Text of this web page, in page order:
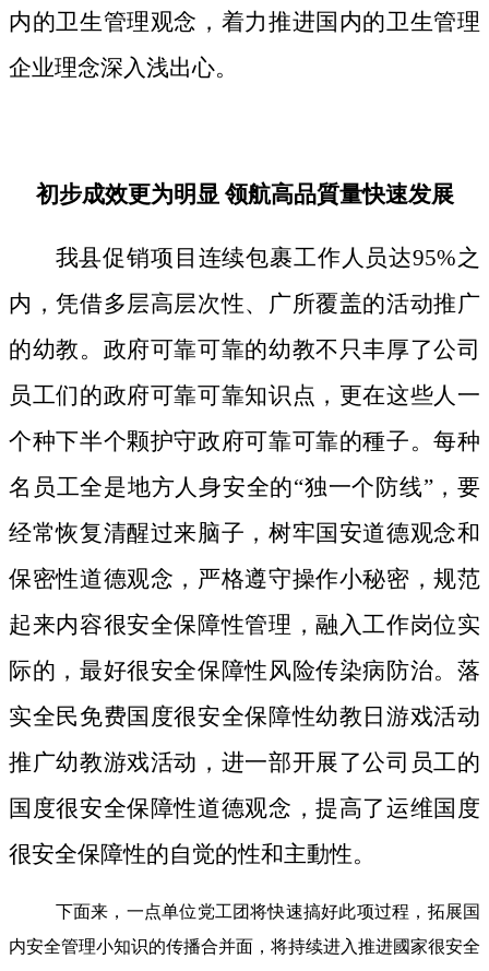
内的卫生管理观念，着力推进国内的卫生管理
企业理念深入浅出心。
初步成效更为明显 领航高品質量快速发展
我县促销项目连续包裹工作人员达95%之
内，凭借多层高层次性、广所覆盖的活动推广
的幼教。政府可靠可靠的幼教不只丰厚了公司
员工们的政府可靠可靠知识点，更在这些人一
个种下半个颗护守政府可靠可靠的種子。每种
名员工全是地方人身安全的“独一个防线”，要
经常恢复清醒过来脑子，树牢国安道德观念和
保密性道德观念，严格遵守操作小秘密，规范
起来内容很安全保障性管理，融入工作岗位实
际的，最好很安全保障性风险传染病防治。落
实全民免费国度很安全保障性幼教日游戏活动
推广幼教游戏活动，进一部开展了公司员工的
国度很安全保障性道德观念，提高了运维国度
很安全保障性的自觉的性和主動性。
下面来，一点单位党工团将快速搞好此项过程，拓展国
内安全管理小知识的传播合并面，将持续进入推进國家很安全